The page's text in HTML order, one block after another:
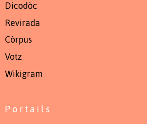
Dicodòc
Revirada
Còrpus
Votz
Wikigram
Portails